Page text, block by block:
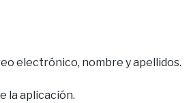
electrónico, nombre y apellidos.
la aplicación.